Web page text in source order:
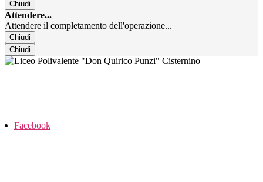
Chiudi
Attendere...
Attendere il completamento dell'operazione...
Chiudi
Chiudi
Facebook